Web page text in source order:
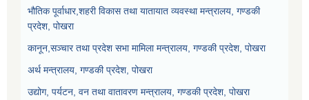
भौतिक पूर्वाधार,शहरी विकास तथा यातायात व्यवस्था मन्त्रालय, गण्डकी
प्रदेश, पोखरा
कानून,सञ्चार तथा प्रदेश सभा मामिला मन्त्रालय, गण्डकी प्रदेश, पोखरा
अर्थ मन्त्रालय, गण्डकी प्रदेश, पोखरा
उद्योग, पर्यटन, वन तथा वातावरण मन्त्रालय, गण्डकी प्रदेश, पोखरा